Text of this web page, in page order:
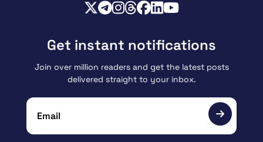
Get instant notifications
Join over million readers and get the latest posts
delivered straight to your inbox.